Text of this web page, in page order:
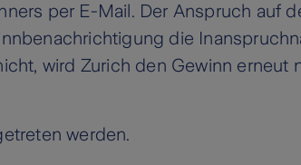
per E-Mail. Der Anspruch auf
die
wird Zurich den Gewinn erneut
werden.